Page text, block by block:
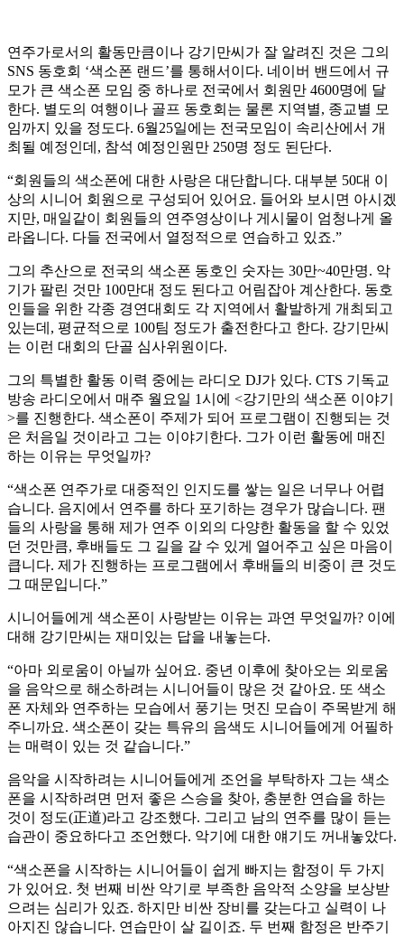
연주가로서의 활동만큼이나 강기만씨가 잘 알려진 것은 그의
SNS 동호회 ‘색소폰 랜드’를 통해서이다. 네이버 밴드에서 규
모가 큰 색소폰 모임 중 하나로 전국에서 회원만 4600명에 달
한다. 별도의 여행이나 골프 동호회는 물론 지역별, 종교별 모
임까지 있을 정도다. 6월25일에는 전국모임이 속리산에서 개
최될 예정인데, 참석 예정인원만 250명 정도 된단다.
“회원들의 색소폰에 대한 사랑은 대단합니다. 대부분 50대 이
상의 시니어 회원으로 구성되어 있어요. 들어와 보시면 아시겠
지만, 매일같이 회원들의 연주영상이나 게시물이 엄청나게 올
라옵니다. 다들 전국에서 열정적으로 연습하고 있죠.”
그의 추산으로 전국의 색소폰 동호인 숫자는 30만~40만명. 악
기가 팔린 것만 100만대 정도 된다고 어림잡아 계산한다. 동호
인들을 위한 각종 경연대회도 각 지역에서 활발하게 개최되고
있는데, 평균적으로 100팀 정도가 출전한다고 한다. 강기만씨
는 이런 대회의 단골 심사위원이다.
그의 특별한 활동 이력 중에는 라디오 DJ가 있다. CTS 기독교
방송 라디오에서 매주 월요일 1시에 <강기만의 색소폰 이야기
>를 진행한다. 색소폰이 주제가 되어 프로그램이 진행되는 것
은 처음일 것이라고 그는 이야기한다. 그가 이런 활동에 매진
하는 이유는 무엇일까?
“색소폰 연주가로 대중적인 인지도를 쌓는 일은 너무나 어렵
습니다. 음지에서 연주를 하다 포기하는 경우가 많습니다. 팬
들의 사랑을 통해 제가 연주 이외의 다양한 활동을 할 수 있었
던 것만큼, 후배들도 그 길을 갈 수 있게 열어주고 싶은 마음이
큽니다. 제가 진행하는 프로그램에서 후배들의 비중이 큰 것도
그 때문입니다.”
시니어들에게 색소폰이 사랑받는 이유는 과연 무엇일까? 이에
대해 강기만씨는 재미있는 답을 내놓는다.
“아마 외로움이 아닐까 싶어요. 중년 이후에 찾아오는 외로움
을 음악으로 해소하려는 시니어들이 많은 것 같아요. 또 색소
폰 자체와 연주하는 모습에서 풍기는 멋진 모습이 주목받게 해
주니까요. 색소폰이 갖는 특유의 음색도 시니어들에게 어필하
는 매력이 있는 것 같습니다.”
음악을 시작하려는 시니어들에게 조언을 부탁하자 그는 색소
폰을 시작하려면 먼저 좋은 스승을 찾아, 충분한 연습을 하는
것이 정도(正道)라고 강조했다. 그리고 남의 연주를 많이 듣는
습관이 중요하다고 조언했다. 악기에 대한 얘기도 꺼내놓았다.
“색소폰을 시작하는 시니어들이 쉽게 빠지는 함정이 두 가지
가 있어요. 첫 번째 비싼 악기로 부족한 음악적 소양을 보상받
으려는 심리가 있죠. 하지만 비싼 장비를 갖는다고 실력이 나
아지진 않습니다. 연습만이 살 길이죠. 두 번째 함정은 반주기